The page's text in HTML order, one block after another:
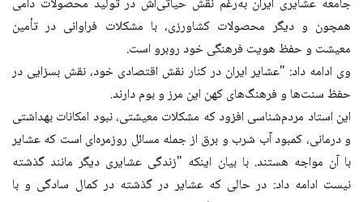
جامعه عشایری ایران به‌رغم نقش حیاتی‌اش در تولید محصولات دامی
همچون و دیگر محصولات کشاورزی، با مشکلات فراوانی در تأمین
معیشت و حفظ هویت فرهنگی خود روبرو است.
وی ادامه داد: "عشایر ایران در کنار نقش اقتصادی خود، نقش بسزایی در
حفظ سنت‌ها و فرهنگ‌های کهن این مرز و بوم دارند.
این استاد مردم‌شناسی افزود که مشکلات معیشتی، نبود امکانات بهداشتی
و درمانی، کمبود آب شرب و برق از جمله مسائل روزمره‌ای است که عشایر
با آن مواجه هستند. با بیان اینکه "زندگی عشایری دیگر مانند گذشته
نیست ادامه داد: در حالی که عشایر در گذشته در کمال سادگی و با